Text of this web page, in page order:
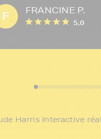
F FRANCINE P.
5,0
Harris Interactive